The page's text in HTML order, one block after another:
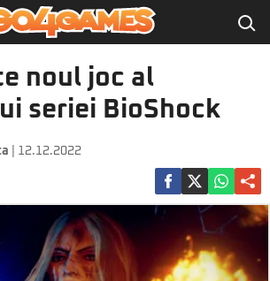
noul joc al
seriei BioShock
| 12.12.2022